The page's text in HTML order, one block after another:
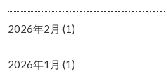
2026年2月 (1)
2026年1月 (1)